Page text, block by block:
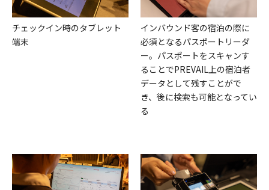
チェックイン時のタブレット
端末
インバウンド客の宿泊の際に
必須となるパスポートリーダ
ー。パスポートをスキャンす
ることでPREVAIL上の宿泊者
データとして残すことがで
き、後に検索も可能となってい
る